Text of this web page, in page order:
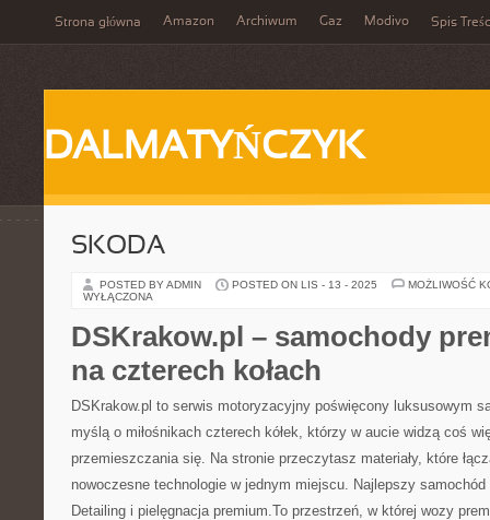
Strona główna Amazon Archiwum Gaz Modivo Spis
DALMATYŃCZYK
SKODA
POSTED BY ADMIN POSTED ON LIS - 13 - 2025
MOŻLIWOŚĆ
WYŁĄCZONA
DSKrakow.pl – samochody
na czterech kołach
DSKrakow.pl to serwis motoryzacyjny poświęcony luksusowym
myślą o miłośnikach czterech kółek, którzy w aucie widzą coś
przemieszczania się. Na stronie przeczytasz materiały, które
nowoczesne technologie w jednym miejscu. Najlepszy
Detailing i pielęgnacja premium.To przestrzeń, w której wozy